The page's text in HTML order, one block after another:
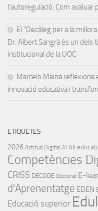
l’autoregulació: Com
El “Decàleg per a la
Dr. Albert Sangrà és un
institucional de la UOC
Marcelo Maina reflexiona
innovació educativa i
ETIQUETES
2026 Actitud Digital AI All
Competències
CRISS DECODE Doctorat E-
d'Aprenentatge EDEN
Educació superior